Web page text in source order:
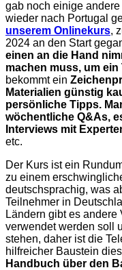
gab noch einige
wieder nach Portugal
unserem Onlinekurs,
2024 an den Start
einen an die Hand
machen muss, um
bekommt ein
Materialien günstig
persönliche Tipps.
wöchentliche Q&As,
Interviews mit
etc.
Der Kurs ist ein
zu einem
deutschsprachig, was
Teilnehmer in
Ländern gibt es
verwendet werden soll
stehen, daher ist die
hilfreicher Baustein
Handbuch über den